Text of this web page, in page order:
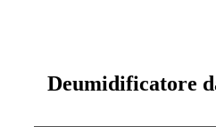
Deumidificatore